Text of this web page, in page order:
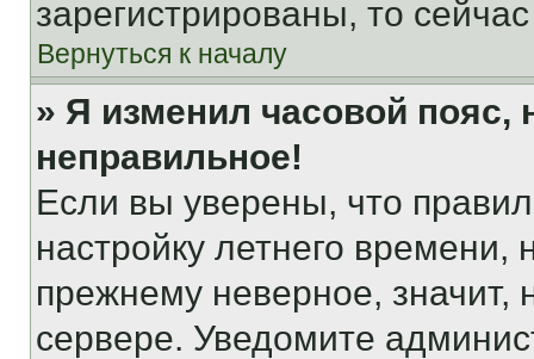
зарегистрированы, то
Вернуться к началу
» Я изменил часовой пояс,
неправильное!
Если вы уверены, что
настройку летнего
прежнему неверное, значит,
сервере. Уведомите